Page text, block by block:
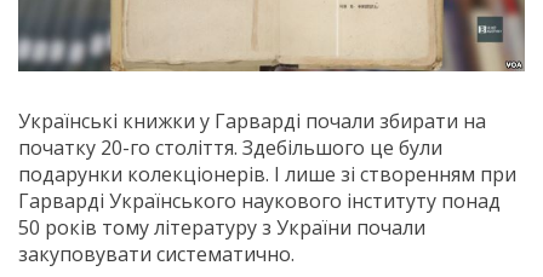
Українські книжки у Гарварді почали збирати на
початку 20-го століття. Здебільшого це були
подарунки колекціонерів. І лише зі створенням при
Гарварді Українського наукового інституту понад
50 років тому літературу з України почали
закуповувати систематично.